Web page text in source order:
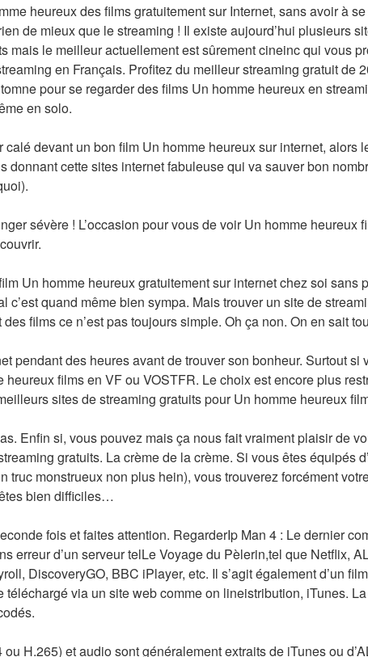
heureux des films gratuitement sur Internet, sans avoir à
de mieux que le streaming ! Il existe aujourd’hui plusieurs
mais le meilleur actuellement est sûrement cineinc qui vous
en Français. Profitez du meilleur streaming gratuit de
pour se regarder des films Un homme heureux en
en solo.
devant un bon film Un homme heureux sur internet, alors
donnant cette sites internet fabuleuse qui va sauver bon
sévère ! L’occasion pour vous de voir Un homme heureux
Un homme heureux gratuitement sur internet chez soi sans
c’est quand même bien sympa. Mais trouver un site de
films ce n’est pas toujours simple. Oh ça non. On en sait
pendant des heures avant de trouver son bonheur. Surtout si
heureux films en VF ou VOSTFR. Le choix est encore plus
sites de streaming gratuits pour Un homme heureux
Enfin si, vous pouvez mais ça nous fait vraiment plaisir de
gratuits. La crème de la crème. Si vous êtes équipés
truc monstrueux non plus hein), vous trouverez forcément
bien difficiles…
fois et faites attention. RegarderIp Man 4 : Le dernier
erreur d’un serveur telLe Voyage du Pèlerin,tel que Netflix,
DiscoveryGO, BBC iPlayer, etc. Il s’agit également d’un
téléchargé via un site web comme on lineistribution, iTunes.
H.265) et audio sont généralement extraits de iTunes ou